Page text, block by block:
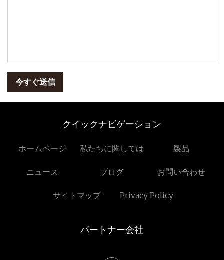
今すぐ送信
クイックナビゲーション
ホームページ 私たちに関しては 製品
ニュース ブログ お問い合わせ
サイトマップ Privacy Policy
パートナー会社